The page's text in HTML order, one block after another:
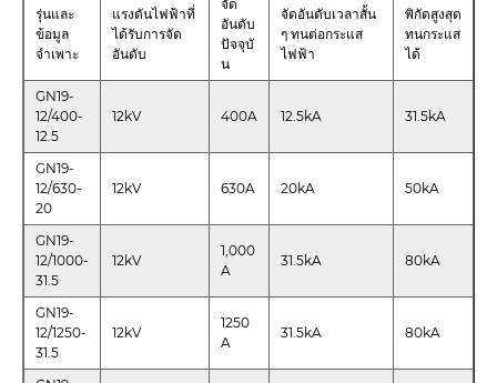
รุ่นและ
ข้อมูล
จำเพาะ
แรงดันไฟฟ้าที่
ได้รับการจัด
อันดับ
จัด
อันดับ
ปัจจุบั
น
จัดอันดับเวลาสั้น
ๆ ทนต่อกระแส
ไฟฟ้า
พิกัดสูงสุด
ทนกระแส
ได้
GN19-
12/400-
12.5
12kV 400A 12.5kA 31.5kA
GN19-
12/630-
20
12kV 630A 20kA 50kA
GN19-
12/1000-
31.5
12kV
1,000
A
31.5kA 80kA
GN19-
12/1250-
31.5
12kV
1250
A
31.5kA 80kA